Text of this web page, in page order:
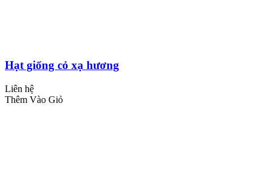
Hạt giống cỏ xạ hương
Liên hệ
Thêm Vào Giỏ